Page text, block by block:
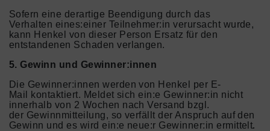
Sofern eine derartige Beendigung durch das
Verhalten eines:einer Teilnehmer:in verursacht wurde,
kann Henkel von dieser Person Ersatz für den
entstandenen Schaden verlangen.
5. Gewinn und Gewinner:innen
Die Gewinner:innen werden von Henkel per E-
Mail kontaktiert. Meldet sich ein:e Gewinner:in nicht
innerhalb von 2 Wochen nach Versand bzgl.
der Gewinnmitteilung, so verfällt der Anspruch auf den
Gewinn und es wird ein:e neue:r Gewinner:in ermittelt.